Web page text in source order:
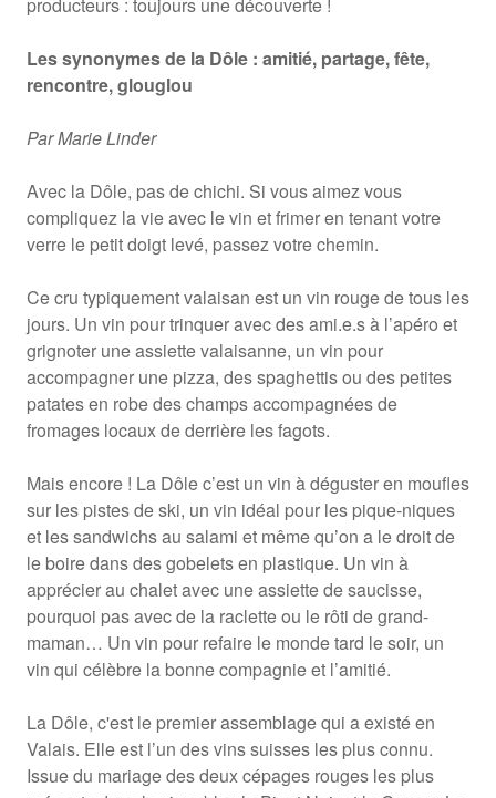
Les synonymes de la Dôle : amitié, partage, fête,
rencontre, glouglou
Par Marie Linder
Avec la Dôle, pas de chichi. Si vous aimez vous
compliquez la vie avec le vin et frimer en tenant votre
verre le petit doigt levé, passez votre chemin.
Ce cru typiquement valaisan est un vin rouge de tous les
jours. Un vin pour trinquer avec des ami.e.s à l’apéro et
grignoter une assiette valaisanne, un vin pour
accompagner une pizza, des spaghettis ou des petites
patates en robe des champs accompagnées de
fromages locaux de derrière les fagots.
Mais encore ! La Dôle c’est un vin à déguster en moufles
sur les pistes de ski, un vin idéal pour les pique-niques
et les sandwichs au salami et même qu’on a le droit de
le boire dans des gobelets en plastique. Un vin à
apprécier au chalet avec une assiette de saucisse,
pourquoi pas avec de la raclette ou le rôti de grand-
maman… Un vin pour refaire le monde tard le soir, un
vin qui célèbre la bonne compagnie et l’amitié.
La Dôle, c'est le premier assemblage qui a existé en
Valais. Elle est l’un des vins suisses les plus connu.
Issue du mariage des deux cépages rouges les plus